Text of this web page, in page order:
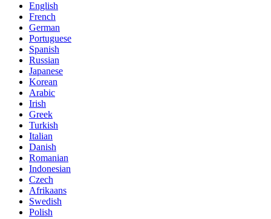
English
French
German
Portuguese
Spanish
Russian
Japanese
Korean
Arabic
Irish
Greek
Turkish
Italian
Danish
Romanian
Indonesian
Czech
Afrikaans
Swedish
Polish